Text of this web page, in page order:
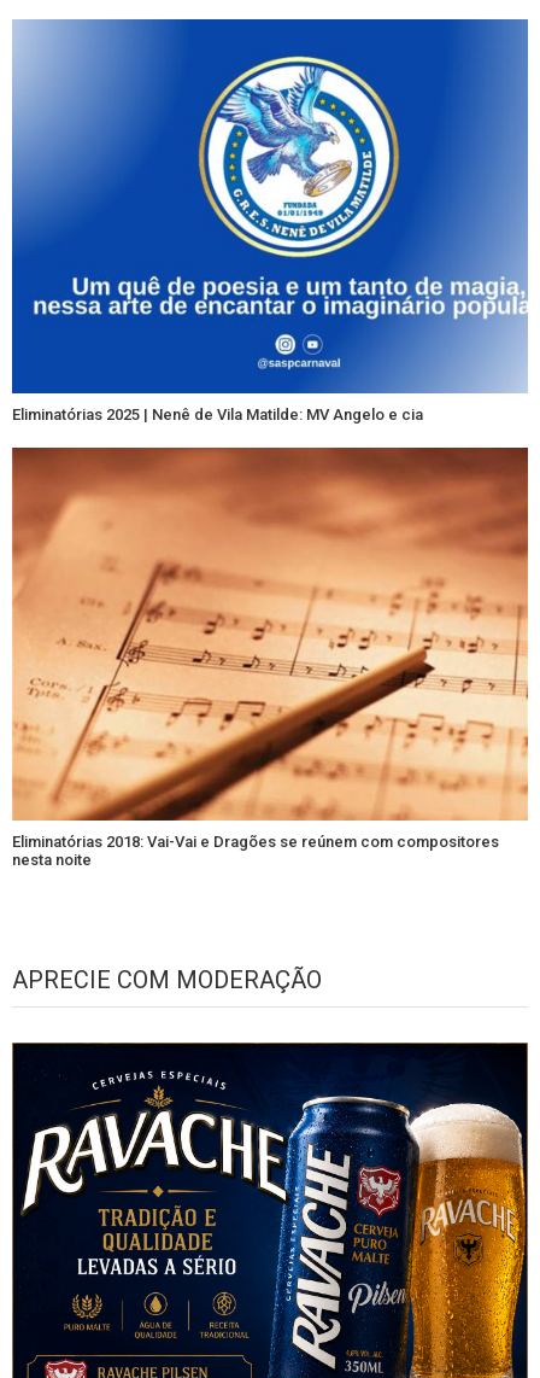
Eliminatórias 2025 | Nenê de Vila Matilde: MV Angelo e cia
Eliminatórias 2018: Vai-Vai e Dragões se reúnem com compositores
nesta noite
APRECIE COM MODERAÇÃO